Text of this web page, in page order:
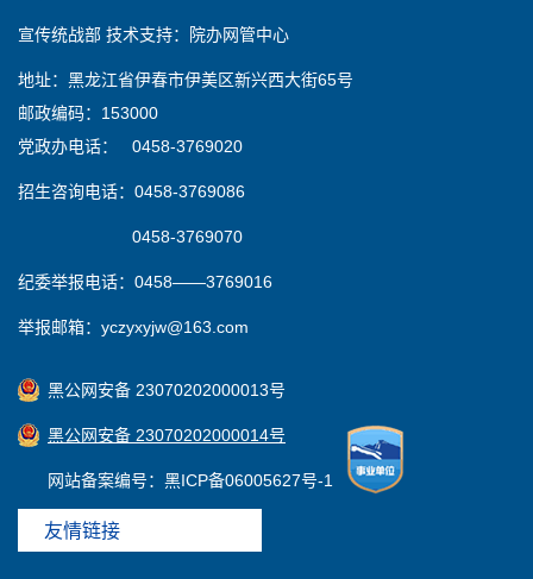
宣传统战部 技术支持：院办网管中心
地址：黑龙江省伊春市伊美区新兴西大街65号
邮政编码：153000
党政办电话： 0458-3769020
招生咨询电话：0458-3769086
0458-3769070
纪委举报电话：0458——3769016
举报邮箱：yczyxyjw@163.com
黑公网安备 23070202000013号
黑公网安备 23070202000014号
网站备案编号：黑ICP备06005627号-1
友情链接